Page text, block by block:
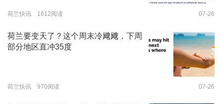
荷兰快讯 1612阅读 07-26
荷兰要变天了？这个周末冷飕飕，下周
部分地区直冲35度
荷兰快讯 970阅读 07-26